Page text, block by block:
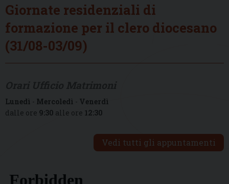
Giornate residenziali di
formazione per il clero diocesano
(31/08-03/09)
Lunedì - Mercoledì - Venerdì
dalle ore 9:30 alle ore 12:30
Vedi tutti gli appuntamenti